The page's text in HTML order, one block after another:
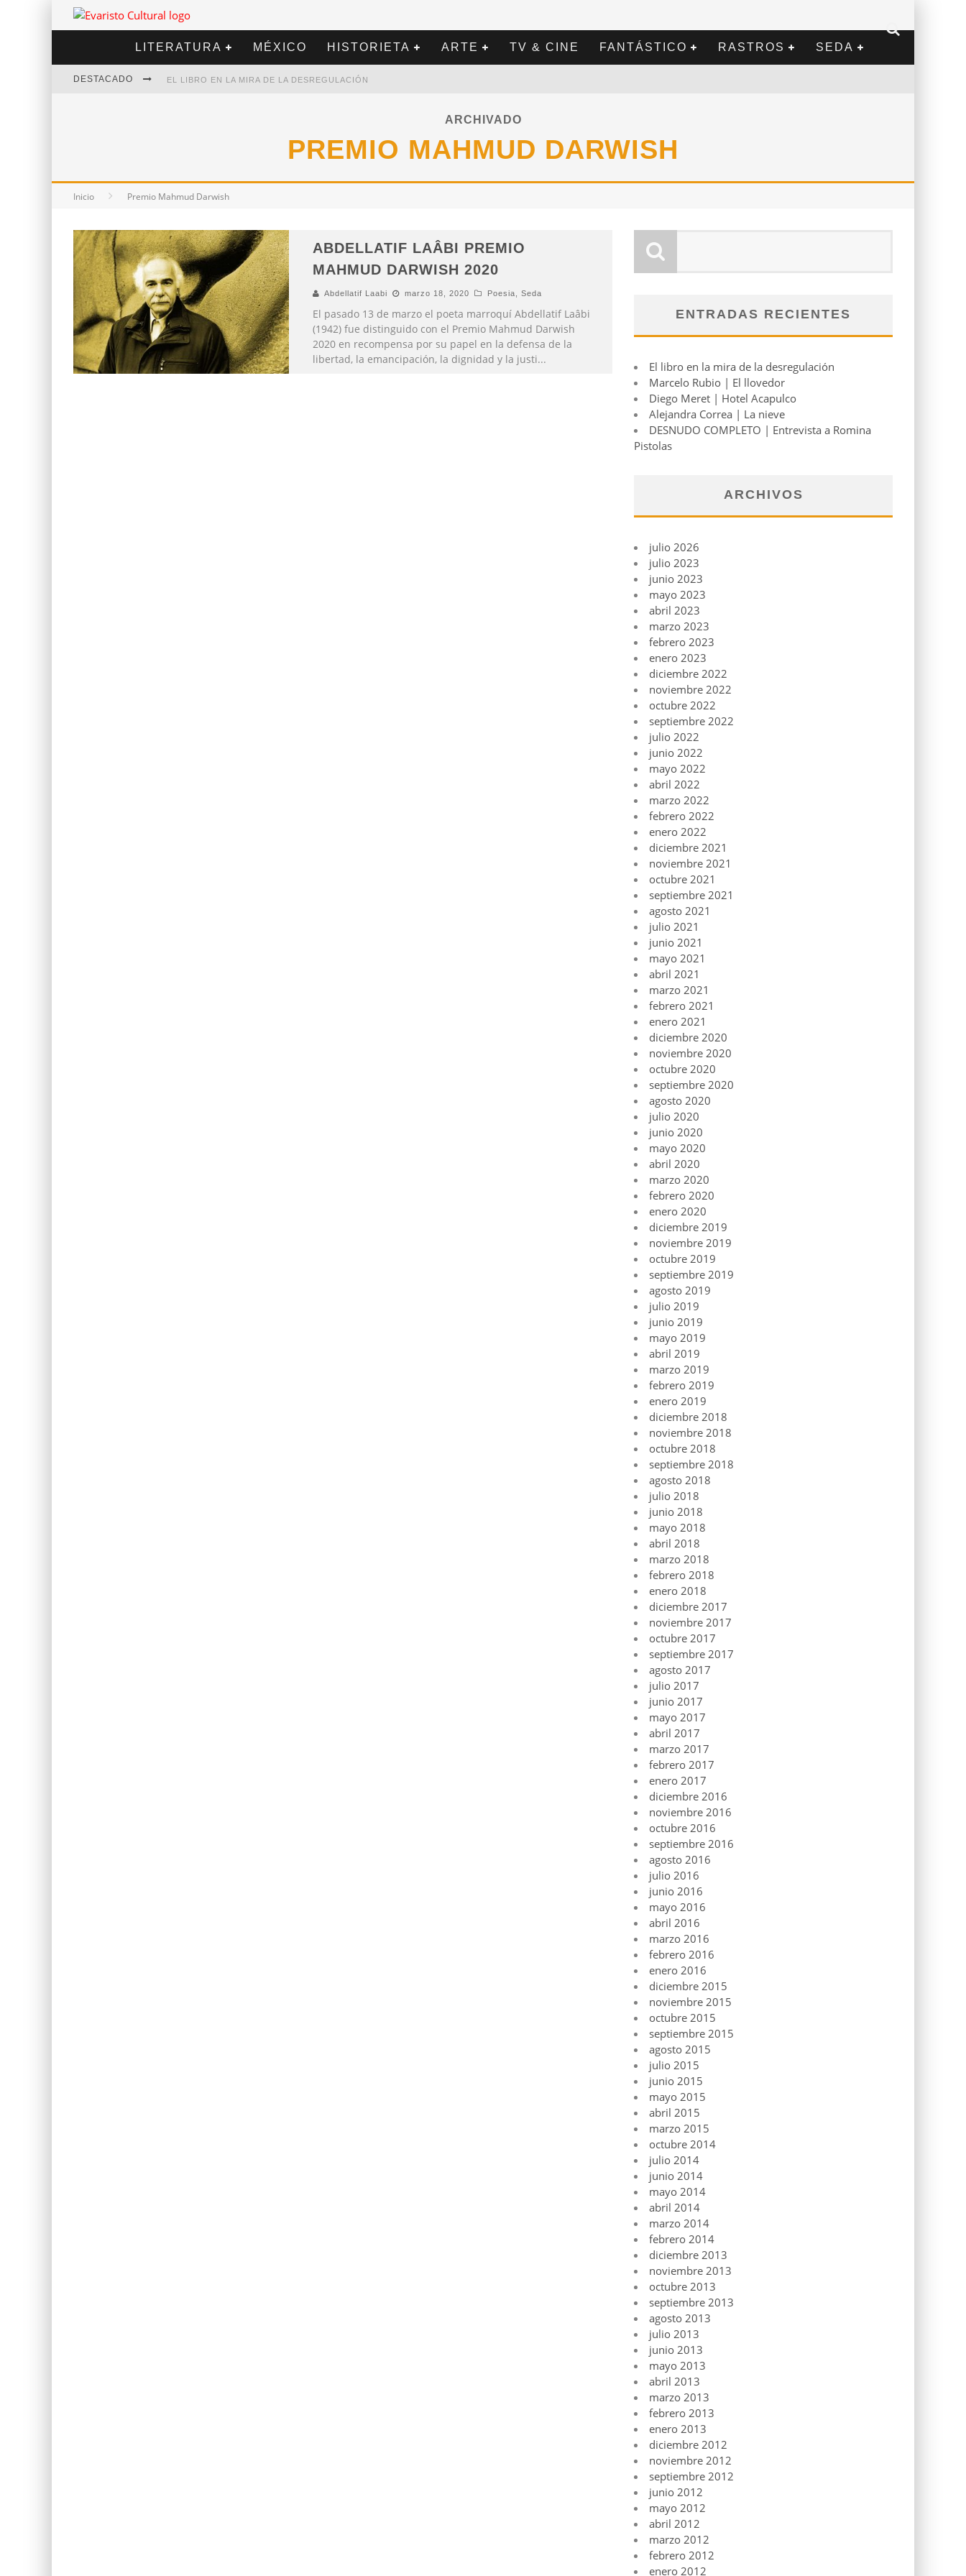
LITERATURA MÉXICO HISTORIETA ARTE TV & CINE FANTÁSTICO RASTROS SEDA
DESTACADO EL LIBRO EN LA MIRA DE LA DESREGULACIÓN
DIEGO MERET | HOTEL ACAPULCO
ARCHIVADO
PREMIO MAHMUD DARWISH
Inicio Premio Mahmud Darwish
ABDELLATIF LAÂBI PREMIO
MAHMUD DARWISH 2020
Abdellatif Laabi marzo 18, 2020 Poesia Seda
El pasado 13 de marzo el poeta marroquí Abdellatif Laâbi
(1942) fue distinguido con el Premio Mahmud Darwish
2020 en recompensa por su papel en la defensa de la
libertad, la emancipación, la dignidad y la justi...
ENTRADAS RECIENTES
El libro en la mira de la desregulación
Marcelo Rubio | El llovedor
Diego Meret | Hotel Acapulco
Alejandra Correa | La nieve
DESNUDO COMPLETO | Entrevista a Romina
Pistolas
ARCHIVOS
julio 2026
julio 2023
junio 2023
mayo 2023
abril 2023
marzo 2023
febrero 2023
enero 2023
diciembre 2022
noviembre 2022
octubre 2022
septiembre 2022
julio 2022
junio 2022
mayo 2022
abril 2022
marzo 2022
febrero 2022
enero 2022
diciembre 2021
noviembre 2021
octubre 2021
septiembre 2021
agosto 2021
julio 2021
junio 2021
mayo 2021
abril 2021
marzo 2021
febrero 2021
enero 2021
diciembre 2020
noviembre 2020
octubre 2020
septiembre 2020
agosto 2020
julio 2020
junio 2020
mayo 2020
abril 2020
marzo 2020
febrero 2020
enero 2020
diciembre 2019
noviembre 2019
octubre 2019
septiembre 2019
agosto 2019
julio 2019
junio 2019
mayo 2019
abril 2019
marzo 2019
febrero 2019
enero 2019
diciembre 2018
noviembre 2018
octubre 2018
septiembre 2018
agosto 2018
julio 2018
junio 2018
mayo 2018
abril 2018
marzo 2018
febrero 2018
enero 2018
diciembre 2017
noviembre 2017
octubre 2017
septiembre 2017
agosto 2017
julio 2017
junio 2017
mayo 2017
abril 2017
marzo 2017
febrero 2017
enero 2017
diciembre 2016
noviembre 2016
octubre 2016
septiembre 2016
agosto 2016
julio 2016
junio 2016
mayo 2016
abril 2016
marzo 2016
febrero 2016
enero 2016
diciembre 2015
noviembre 2015
octubre 2015
septiembre 2015
agosto 2015
julio 2015
junio 2015
mayo 2015
abril 2015
marzo 2015
octubre 2014
julio 2014
junio 2014
mayo 2014
abril 2014
marzo 2014
febrero 2014
diciembre 2013
noviembre 2013
octubre 2013
septiembre 2013
agosto 2013
julio 2013
junio 2013
mayo 2013
abril 2013
marzo 2013
febrero 2013
enero 2013
diciembre 2012
noviembre 2012
septiembre 2012
junio 2012
mayo 2012
abril 2012
marzo 2012
febrero 2012
enero 2012